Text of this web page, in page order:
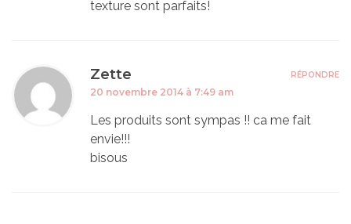
texture sont parfaits!
Zette
20 novembre 2014 à 7:49 am
Les produits sont sympas !! ca me fait
envie!!!
bisous
RÉPONDRE